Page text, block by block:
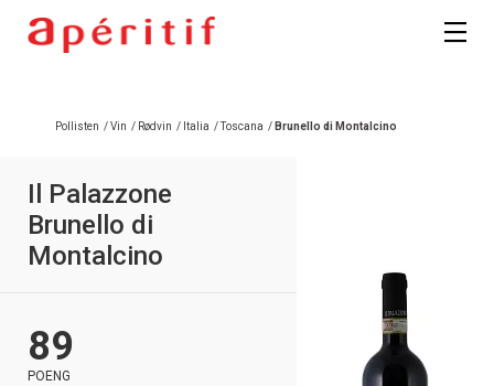
Pollisten /Vin / Rødvin / Italia /Toscana / Brunello di Montalcino
Il Palazzone
Brunello di
Montalcino
89
POENG